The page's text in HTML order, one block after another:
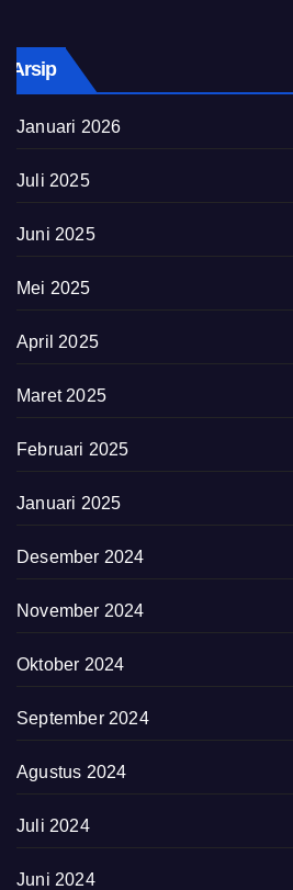
Arsip
Januari 2026
Juli 2025
Juni 2025
Mei 2025
April 2025
Maret 2025
Februari 2025
Januari 2025
Desember 2024
November 2024
Oktober 2024
September 2024
Agustus 2024
Juli 2024
Juni 2024